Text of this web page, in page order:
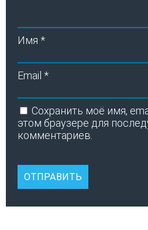
Имя *
Email *
Сохранить моё имя,
этом браузере для
комментариев.